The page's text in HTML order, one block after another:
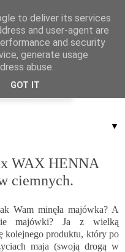
▼
WAX HENNA
ciemnych.
Wam minęła majówka? A
majówki? Ja z wielką
kolejnego produktu, który po
maja (swoją drogą w
to deliver its services
and user-agent are
and security
generate usage
abuse.
GOT IT